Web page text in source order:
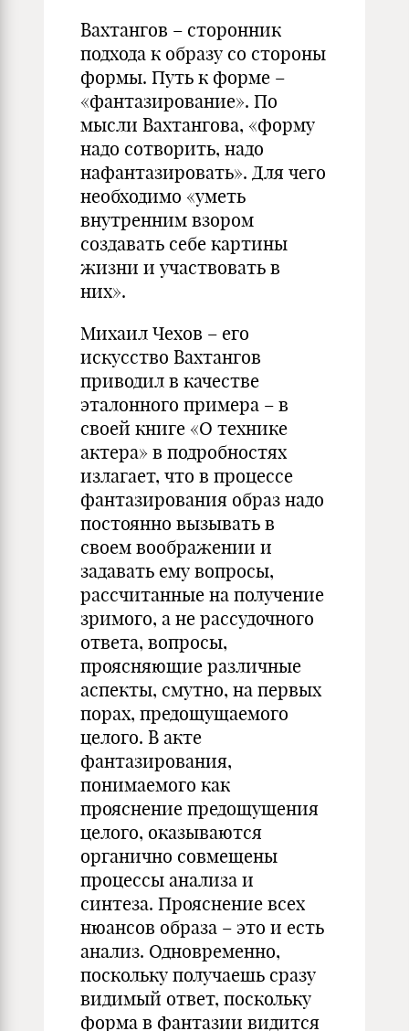
Вахтангов – сторонник
подхода к образу со стороны
формы. Путь к форме –
«фантазирование». По
мысли Вахтангова, «форму
надо сотворить, надо
нафантазировать». Для чего
необходимо «уметь
внутренним взором
создавать себе картины
жизни и участвовать в
них».
Михаил Чехов – его
искусство Вахтангов
приводил в качестве
эталонного примера – в
своей книге «О технике
актера» в подробностях
излагает, что в процессе
фантазирования образ надо
постоянно вызывать в
своем воображении и
задавать ему вопросы,
рассчитанные на получение
зримого, а не рассудочного
ответа, вопросы,
проясняющие различные
аспекты, смутно, на первых
порах, предощущаемого
целого. В акте
фантазирования,
понимаемого как
прояснение предощущения
целого, оказываются
органично совмещены
процессы анализа и
синтеза. Прояснение всех
нюансов образа – это и есть
анализ. Одновременно,
поскольку получаешь сразу
видимый ответ, поскольку
форма в фантазии видится